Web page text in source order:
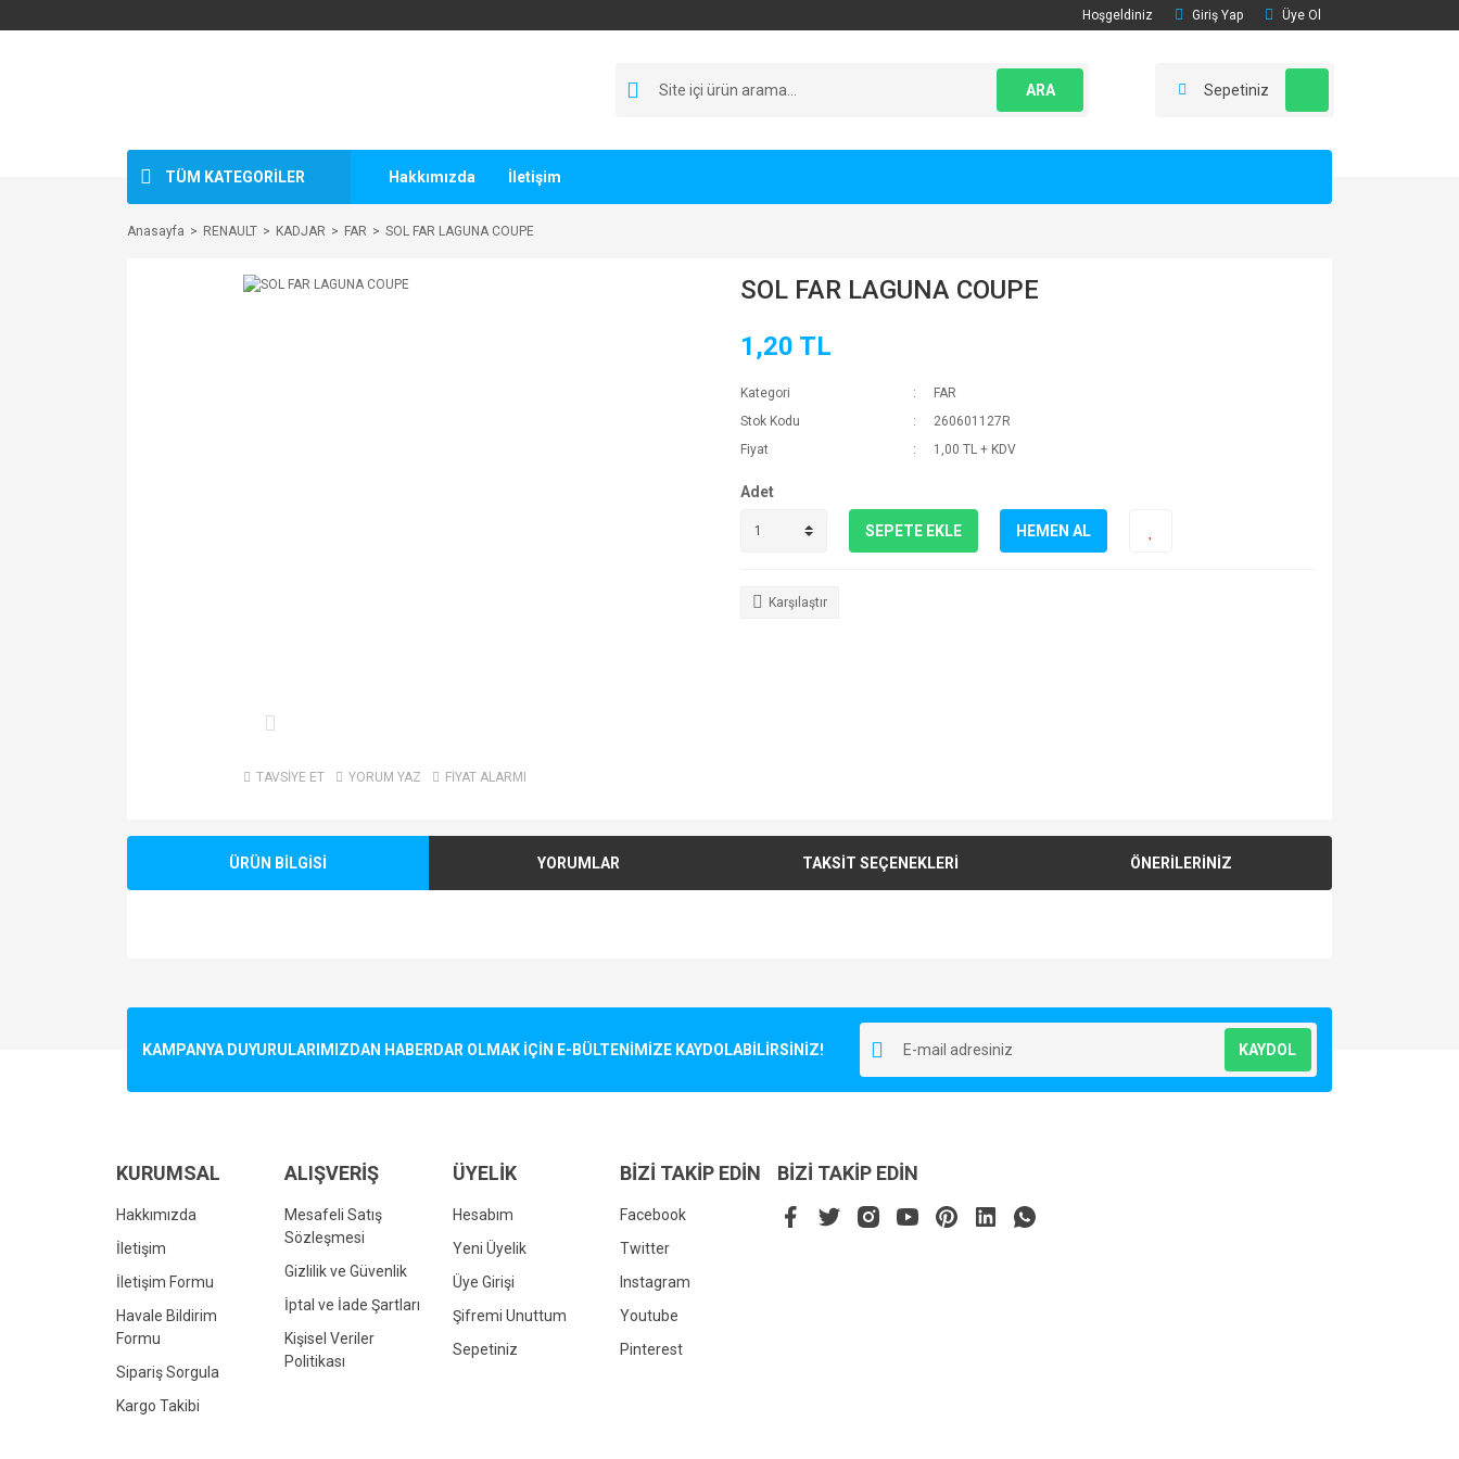
Hoşgeldiniz Giriş Yap Üye Ol
ARA Sepetiniz
TÜM KATEGORİLER Hakkımızda İletişim
Anasayfa RENAULT KADJAR FAR SOL FAR LAGUNA COUPE
TAVSİYE ET YORUM YAZ FİYAT ALARMI
SOL FAR LAGUNA COUPE
1,20 TL
Kategori
FAR
Stok Kodu
260601127R
Fiyat
1,00 TL + KDV
Adet
SEPETE EKLE HEMEN AL
Karşılaştır
ÜRÜN BİLGİSİ YORUMLAR TAKSİT SEÇENEKLERİ ÖNERİLERİNİZ
Ürün resmi kalitesiz, bozuk veya görüntülenemiyor.
Bu ürüne benzer farklı alternatifler olmalı.
KAMPANYA DUYURULARIMIZDAN HABERDAR OLMAK İÇİN E-BÜLTENİMİZE KAYDOLABİLİRSİNİZ! KAYDOL
KURUMSAL
Hakkımızda
İletişim
İletişim Formu
Havale Bildirim
Formu
Sipariş Sorgula
Kargo Takibi
ALIŞVERİŞ
Mesafeli Satış
Sözleşmesi
Gizlilik ve Güvenlik
İptal ve İade Şartları
Kişisel Veriler
Politikası
ÜYELİK
Hesabım
Yeni Üyelik
Üye Girişi
Şifremi Unuttum
Sepetiniz
BİZİ TAKİP EDİN
Facebook
Twitter
Instagram
Youtube
Pinterest
BİZİ TAKİP EDİN